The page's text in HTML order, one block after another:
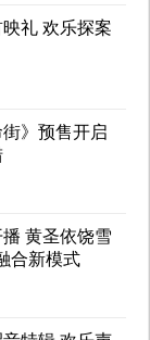
礼 欢乐探案
》预售开启
播 黄圣依饶雪
合新模式